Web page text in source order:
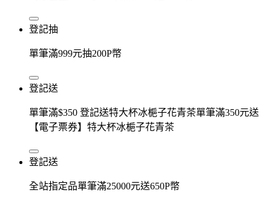
登記抽
單筆滿999元抽200P幣
登記送
單筆滿$350 登記送特大杯冰梔子花青茶單筆滿350元送
【電子票券】特大杯冰梔子花青茶
登記送
全站指定品單筆滿25000元送650P幣